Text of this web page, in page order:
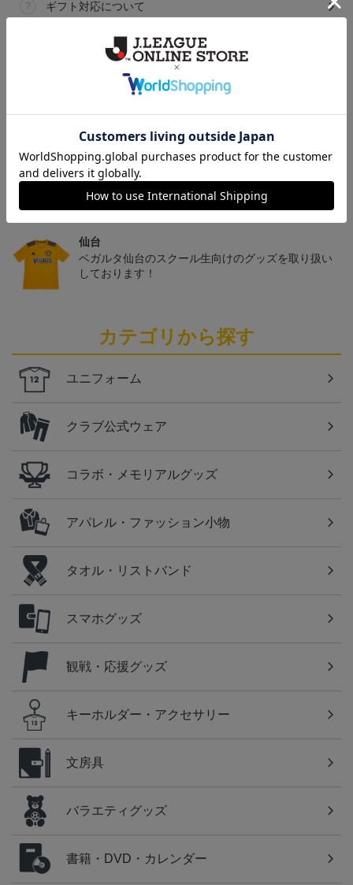
ギフト対応について
仙台
チームマスコットグッズは、サポーターやファン必
見！今すぐチェックしてみてください！
仙台
ベガルタ仙台のスクール生向けのグッズを取り扱い
しております！
カテゴリから探す
ユニフォーム
クラブ公式ウェア
コラボ・メモリアルグッズ
アパレル・ファッション小物
タオル・リストバンド
スマホグッズ
観戦・応援グッズ
キーホルダー・アクセサリー
文房具
バラエティグッズ
書籍・DVD・カレンダー